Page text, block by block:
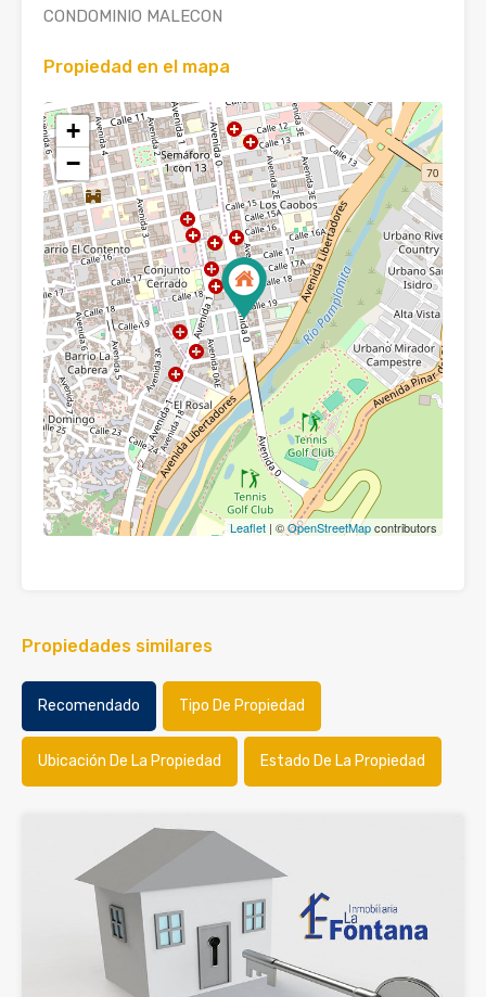
CONDOMINIO MALECON
Propiedad en el mapa
+
−
Leaflet | ©OpenStreetMapcontributors
Propiedades similares
Recomendado Tipo De Propiedad
Ubicación De La Propiedad Estado De La Propiedad